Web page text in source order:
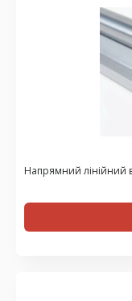
Напрямний лінійний